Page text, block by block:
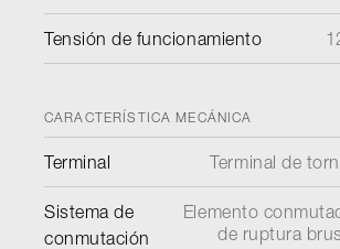
Tensión de funcionamiento
CARACTERÍSTICA MECÁNICA
Terminal Terminal de
Sistema de
conmutación
Elemento
de ruptura